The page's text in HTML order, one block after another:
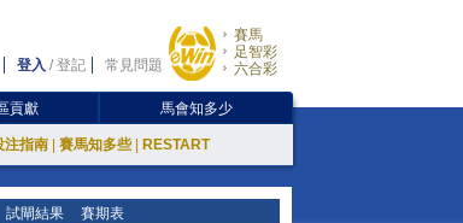
登入 /登記 常見問題
賽馬
足智彩
六合彩
貢獻 馬會知多少
注指南 賽馬知多些 RESTART
試閘結果 賽期表